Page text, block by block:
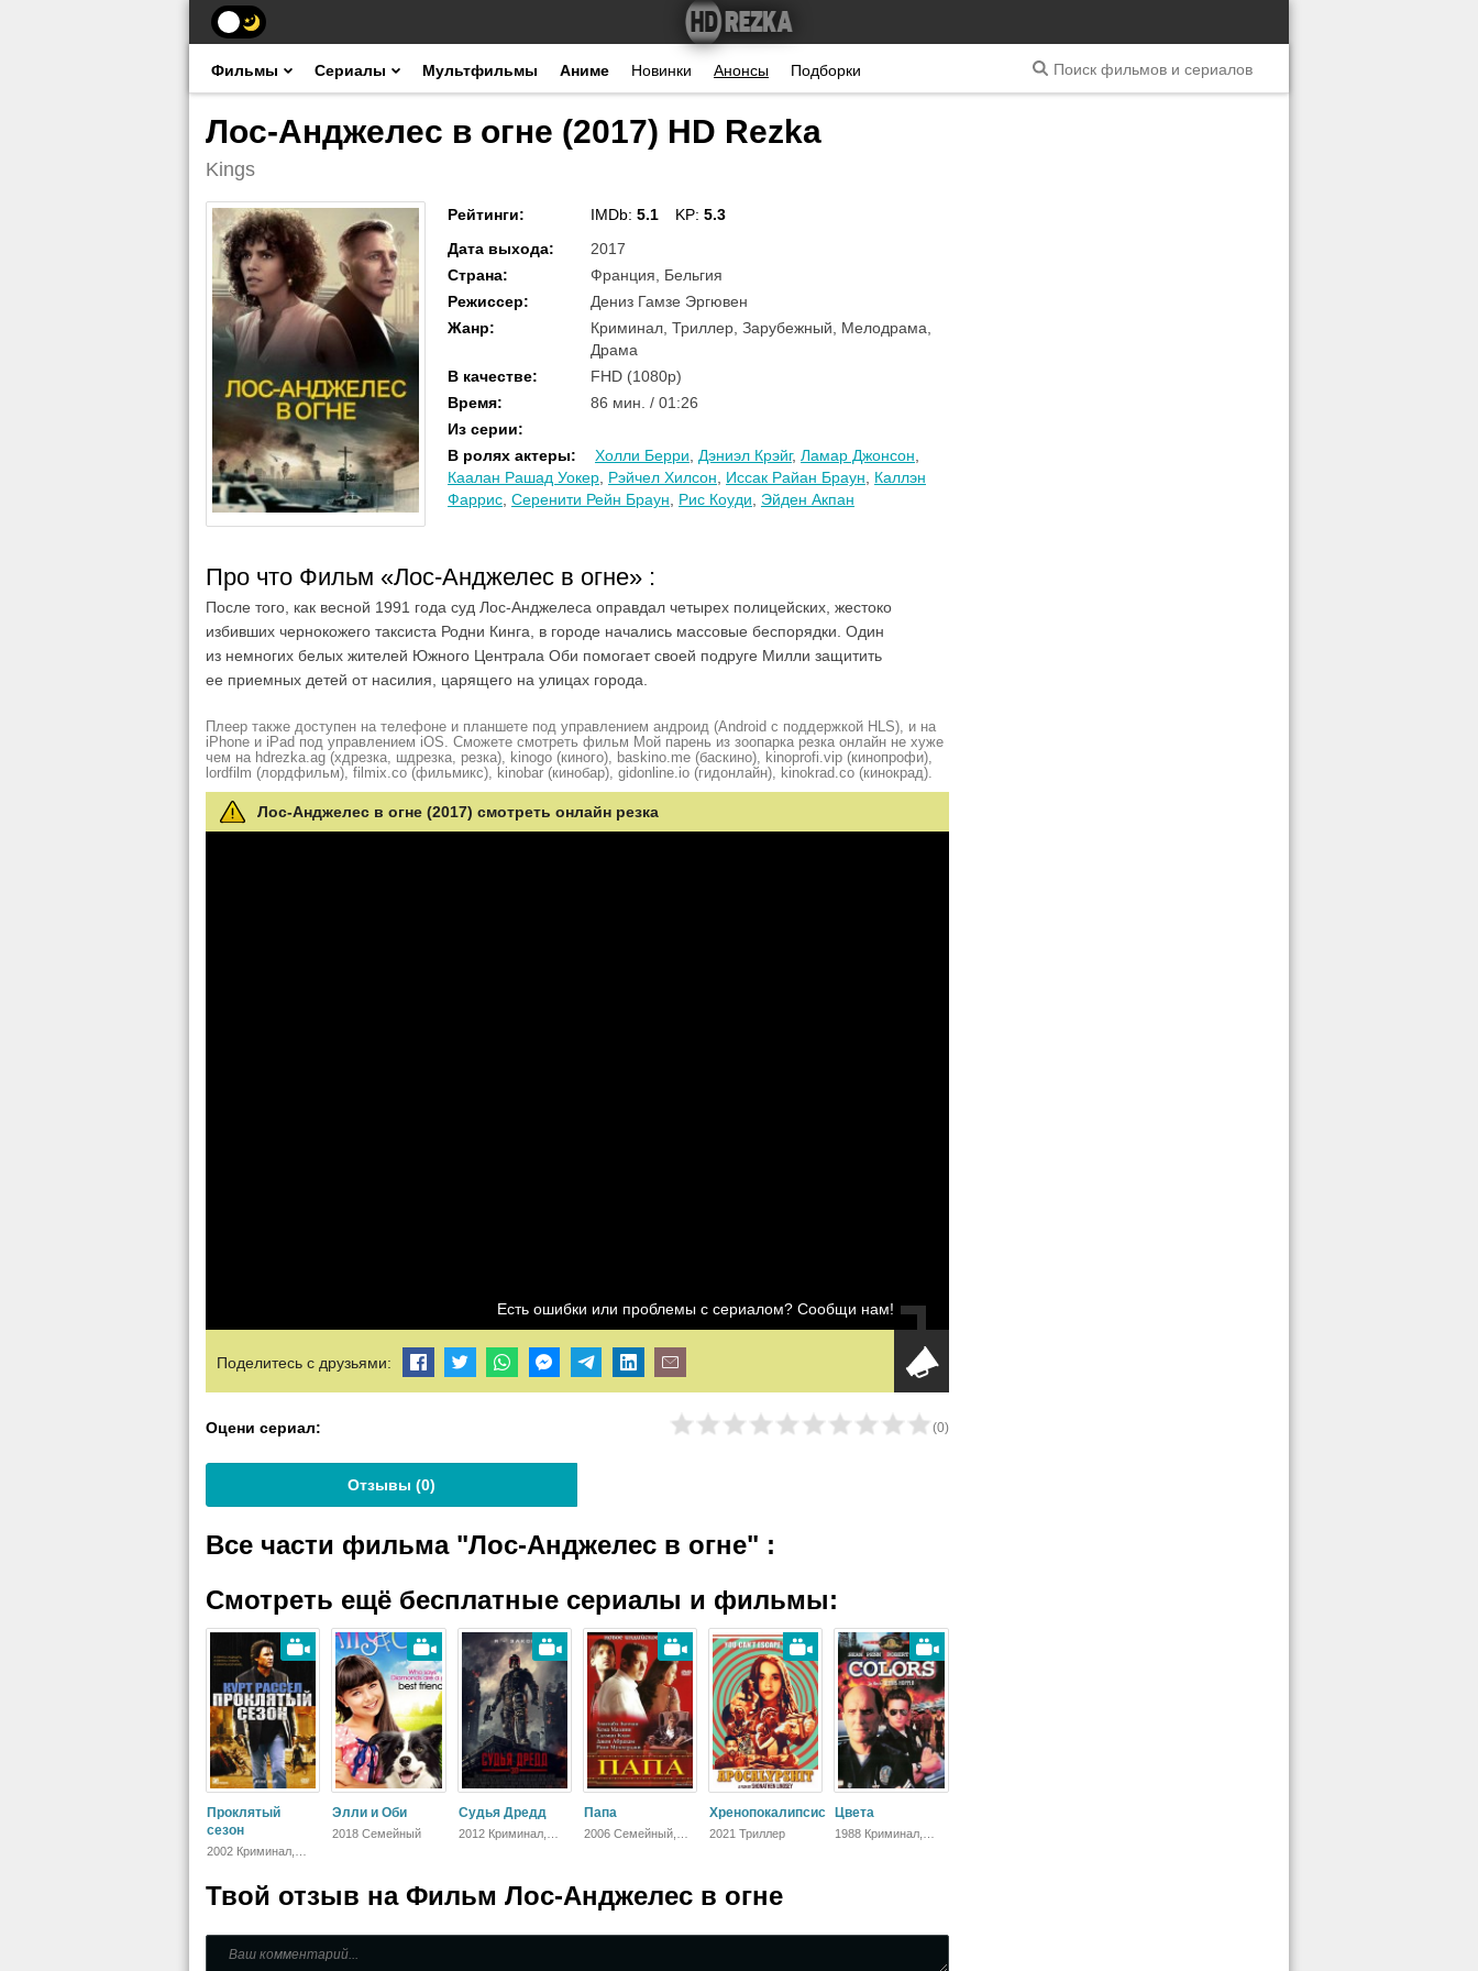
Фильмы Сериалы Мультфильмы Аниме Новинки Анонсы Подборки
Лос-Анджелес в огне (2017) HD Rezka
Kings
Рейтинги: IMDb: 5.1 KP: 5.3
Дата выхода:
2017
Страна:
Франция, Бельгия
Режиссер:
Дениз Гамзе Эргювен
Жанр:
Криминал, Триллер, Зарубежный, Мелодрама,
Драма
В качестве:
FHD (1080p)
Время:
86 мин. / 01:26
Из серии:
В ролях актеры: Холли Берри Дэниэл Крэйг, Ламар Джонсон
Каалан Рашад Уокер Рэйчел Хилсон Иссак Райан Браун
Каллэн
Фаррис Серенити Рейн Браун Рис Коуди Эйден Акпан
Про что Фильм «Лос-Анджелес в огне» :
После того, как весной 1991 года суд Лос-Анджелеса оправдал четырех полицейских, жестоко
избивших чернокожего таксиста Родни Кинга, в городе начались массовые беспорядки. Один
из немногих белых жителей Южного Централа Оби помогает своей подруге Милли защитить
ее приемных детей от насилия, царящего на улицах города.
Плеер также доступен на телефоне и планшете под управлением андроид (Android с поддержкой HLS), и на
iPhone и iPad под управлением iOS. Сможете смотреть фильм Мой парень из зоопарка резка онлайн не хуже
чем на hdrezka.ag (хдрезка, шдрезка, резка), kinogo (киного), baskino.me (баскино), kinoprofi.vip (кинопрофи),
lordfilm (лордфильм), filmix.co (фильмикс), kinobar (кинобар), gidonline.io (гидонлайн), kinokrad.сo (кинокрад).
Лос-Анджелес в огне (2017) смотреть онлайн резка
Есть ошибки или проблемы с сериалом? Сообщи нам!
Поделитесь с друзьями:
Оцени сериал: (0)
Отзывы (0)
Все части фильма "Лос-Анджелес в огне" :
Смотреть ещё бесплатные сериалы и фильмы:
Проклятый
сезон
2002 Криминал,
Элли и Оби
2018 Семейный
Судья Дредд
2012 Криминал,
Папа
2006 Семейный,
Хренопокалипсис
2021 Триллер
Цвета
1988 Криминал,
Твой отзыв на Фильм Лос-Анджелес в огне